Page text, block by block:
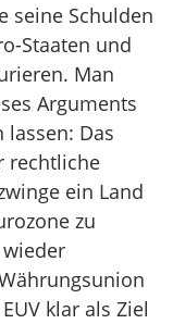
seine Schulden
Staaten und
Man
Arguments
lassen: Das
rechtliche
ein Land
zu
klar als Ziel